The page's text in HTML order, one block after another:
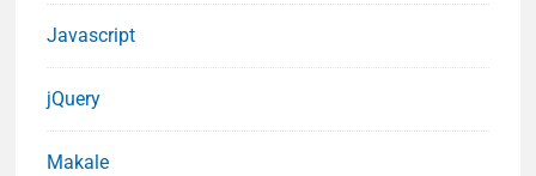
Javascript
jQuery
Makale